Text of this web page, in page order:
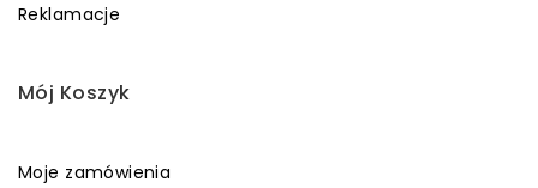
Reklamacje
Mój Koszyk
Moje zamówienia